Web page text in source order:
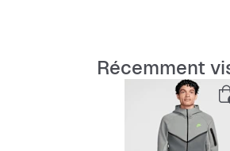
Récemment